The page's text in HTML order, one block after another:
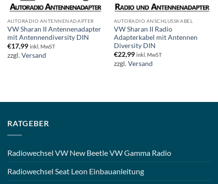
AUTORADIO ANTENNENADAPTER
VW Sharan II Antennenadapter
mit Antennendiversity DIN
€17,99 inkl. MwST
zzgl.Versand
AUTORADIO ANSCHLUSSKABEL
VW Sharan II Radio
Adapterkabel mit Antennen
Diversity DIN
€22,99 inkl. MwST
zzgl.Versand
RATGEBER
Radiowechsel VW New Beetle VW Gamma Radio
Radiowechsel Seat Leon Einbauanleitung